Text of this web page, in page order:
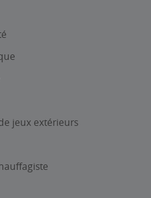
jeux extérieurs